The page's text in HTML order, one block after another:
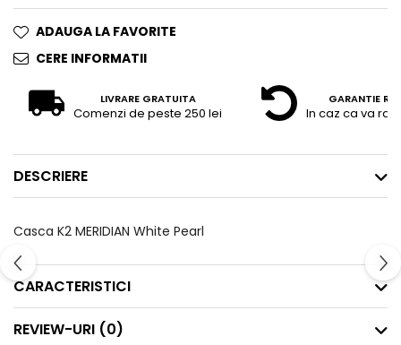
ADAUGA LA FAVORITE
CERE INFORMATII
LIVRARE GRATUITA
Comenzi de peste 250 lei
GARANTIE
In caz ca va
DESCRIERE
Casca K2 MERIDIAN White Pearl
CARACTERISTICI
REVIEW-URI (0)